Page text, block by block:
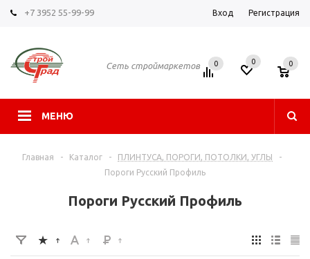
+7 3952 55-99-99 Вход Регистрация
Сеть строймаркетов
МЕНЮ
0 0 0
Главная - Каталог - ПЛИНТУСА, ПОРОГИ, ПОТОЛКИ, УГЛЫ
-
Пороги Русский Профиль
Пороги Русский Профиль